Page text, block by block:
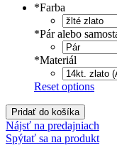
*Farba
*Pár alebo
*Materiál
Reset options
Pridať do košíka
Nájsť na predajniach
Spýtať sa na produkt